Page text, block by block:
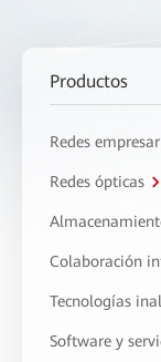
Productos
Redes
Redes ópticas
Colaboración
Tecnologías
Software y